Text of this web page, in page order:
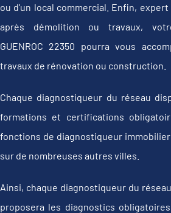
ou d'un local commercial. Enfin,
après démolition ou travaux,
GUENROC 22350 pourra vous
travaux de rénovation ou construction.
Chaque diagnostiqueur du réseau
formations et certifications
fonctions de diagnostiqueur immobilier
sur de nombreuses autres villes.
Ainsi, chaque diagnostiqueur du réseau
proposera les diagnostics